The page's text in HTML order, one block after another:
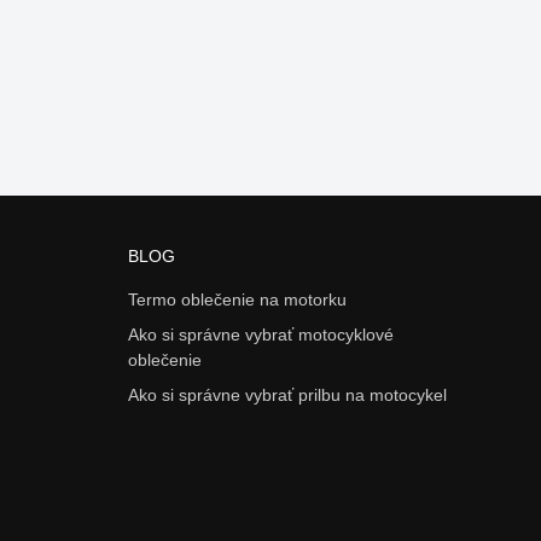
BLOG
Termo oblečenie na motorku
Ako si správne vybrať motocyklové
oblečenie
Ako si správne vybrať prilbu na motocykel